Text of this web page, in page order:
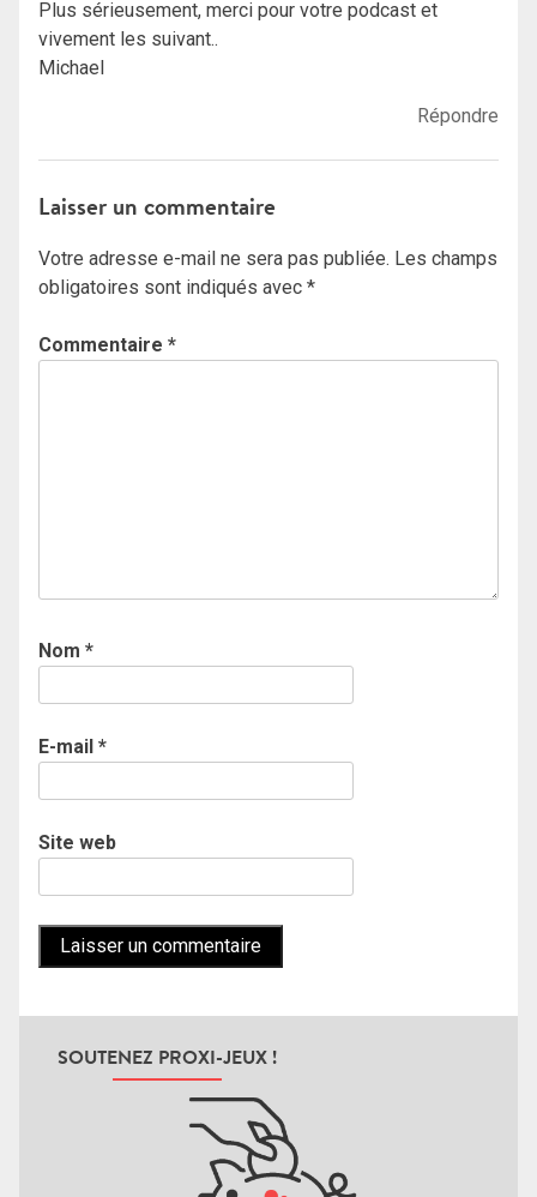
Plus sérieusement, merci pour votre podcast et
vivement les suivant..
Michael
Répondre
Laisser un commentaire
Votre adresse e-mail ne sera pas publiée. Les champs
obligatoires sont indiqués avec *
Commentaire *
Nom *
E-mail *
Site web
SOUTENEZ PROXI-JEUX !